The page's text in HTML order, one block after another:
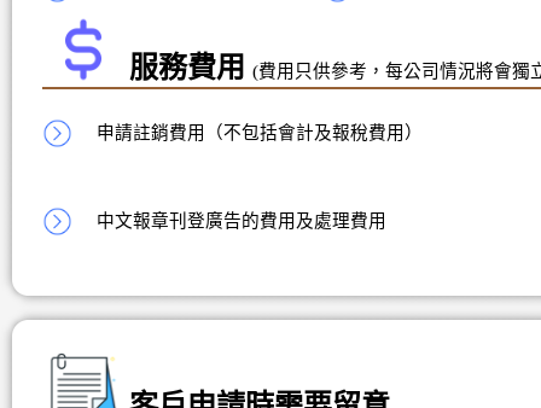
服務費用 (費用只供參考，每公司情況將會獨
申請註銷費用（不包括會計及報稅費用）
中文報章刊登廣告的費用及處理費用